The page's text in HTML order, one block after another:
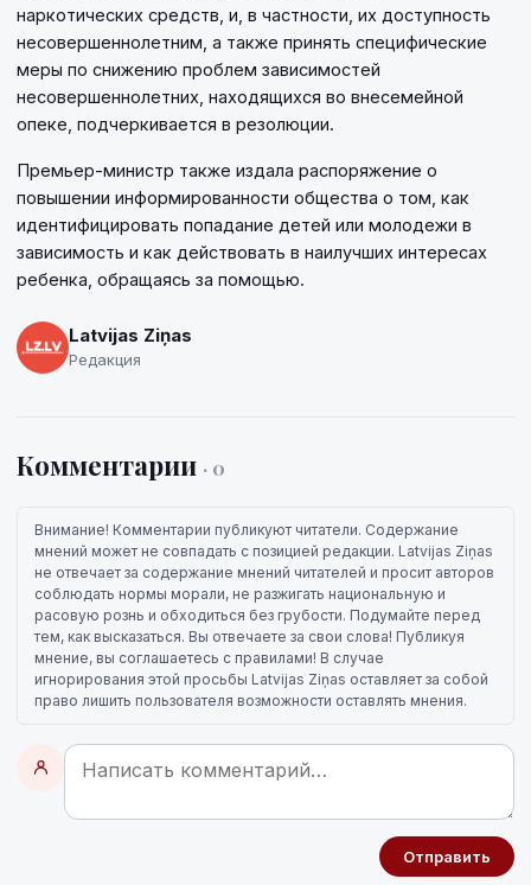
наркотических средств, и, в частности, их доступность
несовершеннолетним, а также принять специфические
меры по снижению проблем зависимостей
несовершеннолетних, находящихся во внесемейной
опеке, подчеркивается в резолюции.
Премьер-министр также издала распоряжение о
повышении информированности общества о том, как
идентифицировать попадание детей или молодежи в
зависимость и как действовать в наилучших интересах
ребенка, обращаясь за помощью.
Latvijas Ziņas
Редакция
Комментарии · 0
Внимание! Комментарии публикуют читатели. Содержание
мнений может не совпадать с позицией редакции. Latvijas Ziņas
не отвечает за содержание мнений читателей и просит авторов
соблюдать нормы морали, не разжигать национальную и
расовую рознь и обходиться без грубости. Подумайте перед
тем, как высказаться. Вы отвечаете за свои слова! Публикуя
мнение, вы соглашаетесь с правилами! В случае
игнорирования этой просьбы Latvijas Ziņas оставляет за собой
право лишить пользователя возможности оставлять мнения.
Отправить